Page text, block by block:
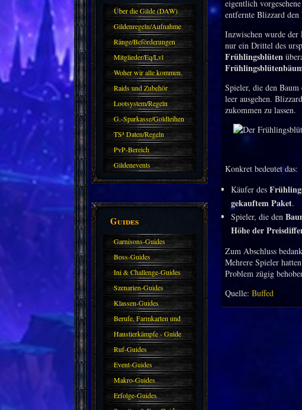
Über die Gilde (DAW)
Gildenregeln/Aufnahme
Ränge/Beförderungen
Mitglieder/Eq/Lvl
Woher wir alle kommen.
Raids und Zubehör
Lootsystem/Regeln
G.-Sparkasse/Goldleihen
TS³ Daten/Regeln
PvP-Bereich
Gildenevents
Guides
Garnisons-Guides
Boss-Guides
Ini & Challenge-Guides
Szenarien-Guides
Klassen-Guides
Berufe, Farmkarten und
Haustiere
Haustierkämpfe - Guide
Ruf-Guides
Event-Guides
Makro-Guides
Erfolge-Guides
eigentlich
entfernte Blizzard den
Inzwischen wurde
nur ein Drittel des
Frühlingsblüten
Spieler, die den Baum
leer ausgehen.
zukommen zu lassen.
Konkret bedeutet das:
Käufer des
gekauftem Paket.
Spieler, die den
Höhe der
Zum Abschluss
Mehrere Spieler
Problem zügig
Quelle: Buffed